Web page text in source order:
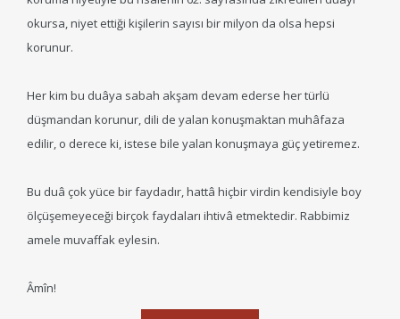
okursa, niyet ettiği kişilerin sayısı bir milyon da olsa hepsi
korunur.
Her kim bu duâya sabah akşam devam ederse her türlü
düşmandan korunur, dili de yalan konuşmaktan muhâfaza
edilir, o derece ki, istese bile yalan konuşmaya güç yetiremez.
Bu duâ çok yüce bir faydadır, hattâ hiçbir virdin kendisiyle boy
ölçüşemeyeceği birçok faydaları ihtivâ etmektedir. Rabbimiz
amele muvaffak eylesin.
Âmîn!